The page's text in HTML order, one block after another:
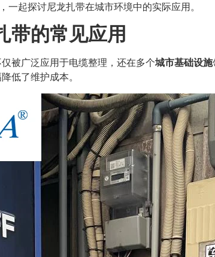
起探讨尼龙扎带在城市环境中的实际应用。
带的常见应用
被广泛应用于电缆整理，还在多个城市基础设施
低了维护成本。